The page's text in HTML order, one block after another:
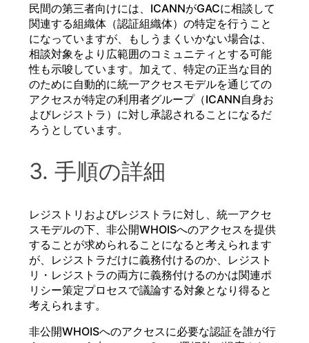
民間の第三者向けには、ICANNがGACに相談して
関連する組織体（認証組織体）の特定を行うこと
になっていますが、もしうまくいかない場合は、
相談対象をより広範囲のコミュニティとする可能
性も示唆しています。加えて、特定の正当な目的
のために自動的に統一アクセスモデルを通じての
アクセスが特定の利用者グループ（ICANN自身お
よびレジストラ）に対し承認されることになるだ
ろうとしています。
3. 手順の詳細
レジストリおよびレジストラに対し、統一アクセ
スモデルの下、非公開WHOISへのアクセスを提供
することが求められることになると考えられます
が、レジストラだけに義務付けるのか、レジスト
リ・レジストラの両方に義務付けるのかは関連ポ
リシー策定プロセスで議論する対象となり得ると
考えられます。
非公開WHOISへのアクセスに必要な認証を誰が行